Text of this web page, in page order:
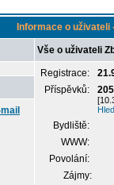
Informace o uživateli
Vše o uživateli
Registrace:
Příspěvků:
Bydliště:
WWW:
Povolání:
Zájmy: